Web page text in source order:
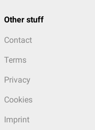
Other stuff
Contact
Terms
Privacy
Cookies
Imprint